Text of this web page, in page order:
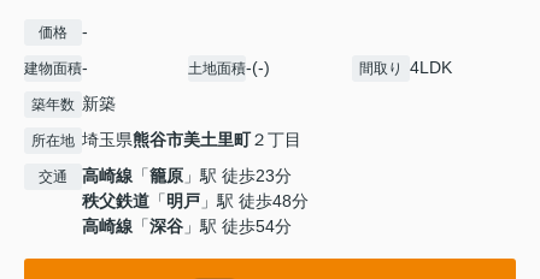
価格 -
建物面積- 土地面積-(-) 間取り 4LDK
築年数 新築
所在地 埼玉県熊谷市美土里町２丁目
交通 高崎線 「籠原 」駅 徒歩23分
秩父鉄道 「明戸 」駅 徒歩48分
高崎線 「深谷 」駅 徒歩54分